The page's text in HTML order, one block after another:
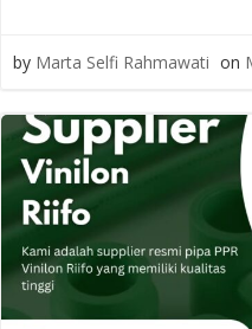
by Marta Selfi Rahmawati on